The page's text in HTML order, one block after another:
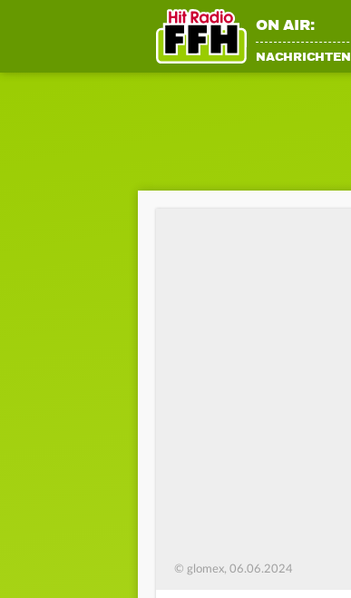
ON AIR:
NACHRICHTEN
© glomex, 06.06.2024